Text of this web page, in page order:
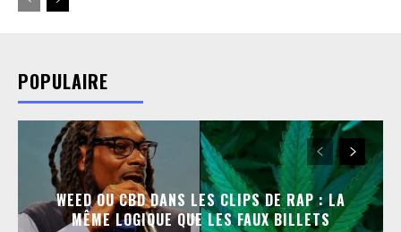
POPULAIRE
WEED OU CBD DANS LES CLIPS DE RAP : LA
MÊME LOGIQUE QUE LES FAUX BILLETS